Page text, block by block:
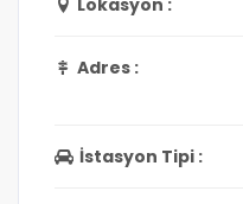
Lokasyon :
Adres :
İstasyon Tipi :